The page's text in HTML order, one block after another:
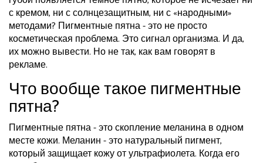
с кремом, ни с солнцезащитным, ни с «народными»
методами? Пигментные пятна - это не просто
косметическая проблема. Это сигнал организма. И да,
их можно вывести. Но не так, как вам говорят в
рекламе.
Что вообще такое пигментные
пятна?
Пигментные пятна - это скопление меланина в одном
месте кожи. Меланин - это натуральный пигмент,
который защищает кожу от ультрафиолета. Когда его